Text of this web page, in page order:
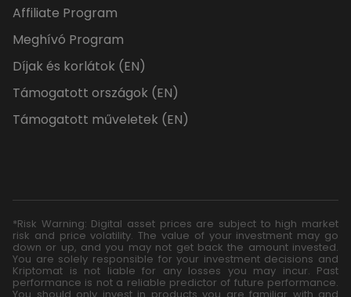
Affiliate Program
Meghívó Program
Díjak és korlátok (EN)
Támogatott országok (EN)
Támogatott műveletek (EN)
*Risk Warning: Digital asset prices are subject to high market
risk and price volatility. The value of your investment may go
down or up, and you may not get back the amount invested.
You are solely responsible for your investment decisions and
Kriptomat is not liable for any losses you may incur. Past
performance is not a reliable predictor of future performance.